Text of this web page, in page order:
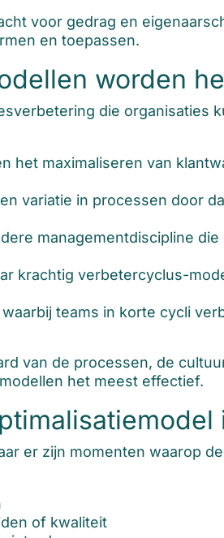
voor gedrag en
en toepassen.
worden
die organisaties
het maximaliseren van
variatie in processen door
managementdiscipline
krachtig verbetercyclus-
teams in korte cycli
van de processen, de
het meest effectief.
er zijn momenten waarop
of kwaliteit